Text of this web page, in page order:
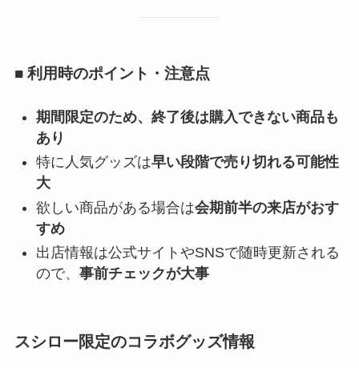
■ 利用時のポイント・注意点
期間限定のため、終了後は購入できない商品も
あり
特に人気グッズは早い段階で売り切れる可能性
大
欲しい商品がある場合は会期前半の来店がおす
すめ
出店情報は公式サイトやSNSで随時更新される
ので、 事前チェックが大事
スシロー限定のコラボグッズ情報